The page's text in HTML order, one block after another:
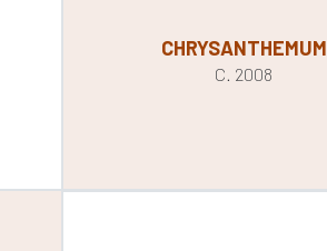
CHRYSANTHEMUM
C. 2008